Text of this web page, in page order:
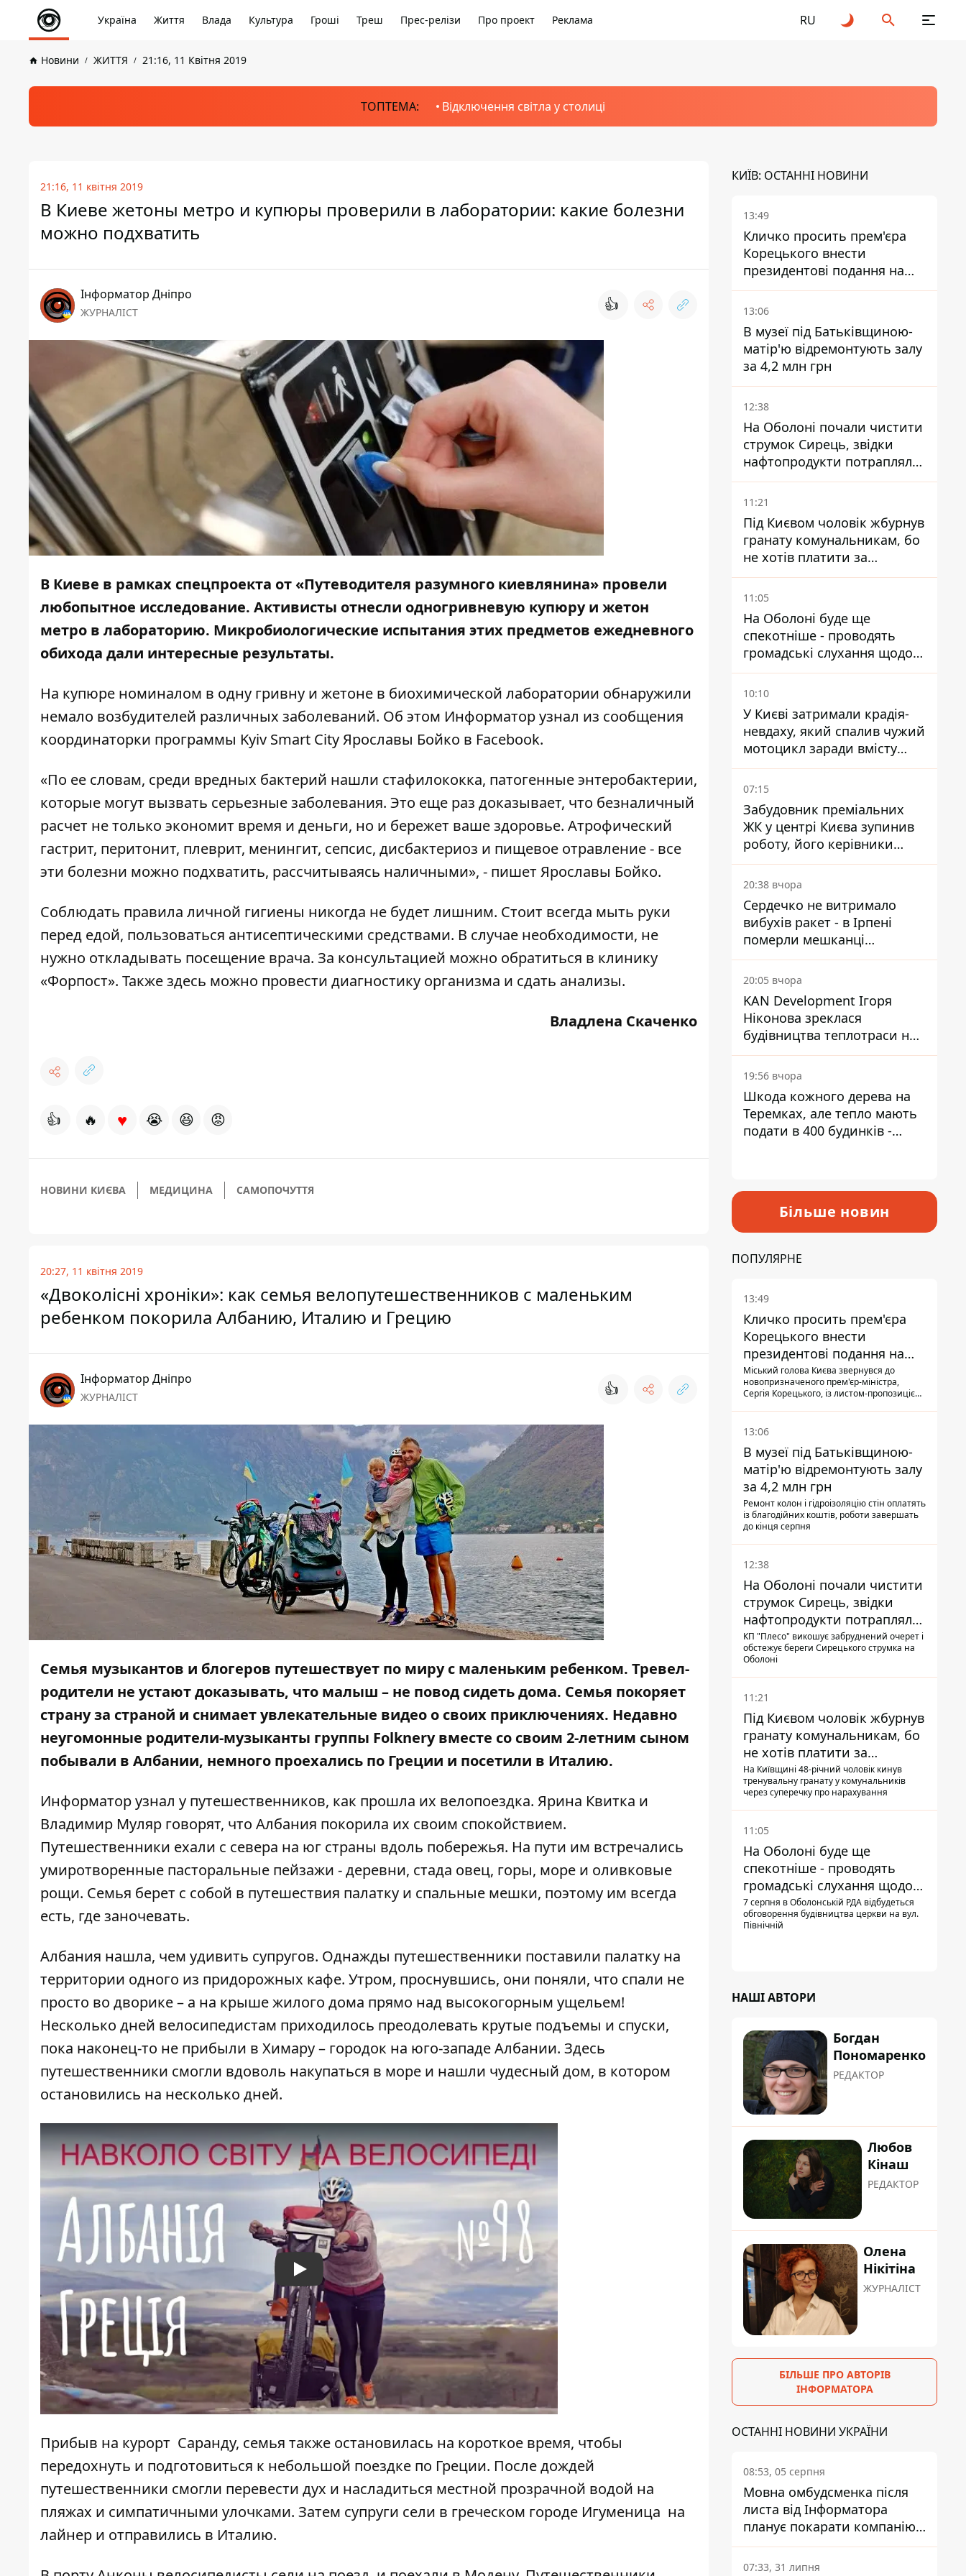
Україна Життя Влада Культура Гроші Треш Прес-релізи Про проект Реклама RU
Новини ЖИТТЯ 21:16, 11 Квітня 2019
ТОПТЕМА: Відключення світла у столиці
21:16, 11 квітня 2019
В Киеве жетоны метро и купюры проверили в лаборатории: какие болезни
можно подхватить
Інформатор Дніпро
ЖУРНАЛІСТ 👍
В Киеве в рамках спецпроекта от «Путеводителя разумного киевлянина» провели
любопытное исследование. Активисты отнесли одногривневую купюру и жетон
метро в лабораторию. Микробиологические испытания этих предметов ежедневного
обихода дали интересные результаты.
На купюре номиналом в одну гривну и жетоне в биохимической лаборатории обнаружили
немало возбудителей различных заболеваний. Об этом Информаторузнал из сообщения
координаторки программы Kyiv Smart City Ярославы Бойко в Facebook.
«По ее словам, среди вредных бактерий нашли стафилококка, патогенные энтеробактерии,
которые могут вызвать серьезные заболевания. Это еще раз доказывает, что безналичный
расчет не только экономит время и деньги, но и бережет ваше здоровье. Атрофический
гастрит, перитонит, плеврит, менингит, сепсис, дисбактериоз и пищевое отравление - все
эти болезни можно подхватить, рассчитываясь наличными», - пишет Ярославы Бойко.
Соблюдать правила личной гигиены никогда не будет лишним. Стоит всегда мыть руки
перед едой, пользоваться антисептическими средствами. В случае необходимости, не
нужно откладывать посещение врача. За консультацией можно обратиться в клинику
«Форпост». Также здесь можно провести диагностику организма и сдать анализы.
Владлена Скаченко
👍 🔥 ♥ 😭 😆 😡
НОВИНИ КИЄВА МЕДИЦИНА САМОПОЧУТТЯ
20:27, 11 квітня 2019
«Двоколісні хроніки»: как семья велопутешественников с маленьким
ребенком покорила Албанию, Италию и Грецию
Інформатор Дніпро
ЖУРНАЛІСТ 👍
Семья музыкантов и блогеров путешествует по миру с маленьким ребенком. Тревел-
родители не устают доказывать, что малыш – не повод сидеть дома. Семья покоряет
страну за страной и снимает увлекательные видео о своих приключениях. Недавно
неугомонные родители-музыканты группы Folknery вместе со своим 2-летним сыном
побывали в Албании, немного проехались по Греции и посетили в Италию.
Информаторузнал у путешественников, как прошла их велопоездка. Ярина Квитка и
Владимир Муляр говорят, что Албания покорила их своим спокойствием.
Путешественники ехали с севера на юг страны вдоль побережья. На пути им встречались
умиротворенные пасторальные пейзажи - деревни, стада овец, горы, море и оливковые
рощи. Семья берет с собой в путешествия палатку и спальные мешки, поэтому им всегда
есть, где заночевать.
Албания нашла, чем удивить супругов. Однажды путешественники поставили палатку на
территории одного из придорожных кафе. Утром, проснувшись, они поняли, что спали не
просто во дворике – а на крыше жилого дома прямо над высокогорным ущельем!
Несколько дней велосипедистам приходилось преодолевать крутые подъемы и спуски,
пока наконец-то не прибыли в Химару – городок на юго-западе Албании. Здесь
путешественники смогли вдоволь накупаться в море и нашли чудесный дом, в котором
остановились на несколько дней.
Play
Прибыв на курорт Саранду, семья также остановилась на короткое время, чтобы
передохнуть и подготовиться к небольшой поездке по Греции. После дождей
путешественники смогли перевести дух и насладиться местной прозрачной водой на
пляжах и симпатичными улочками. Затем супруги сели в греческом городе Игуменица на
лайнер и отправились в Италию.
КИЇВ: ОСТАННІ НОВИНИ
13:49
Кличко просить прем'єра
Корецького внести
президентові подання на
звільнення володаря
Троєщини Бахматова
13:06
В музеї під Батьківщиною-
матір'ю відремонтують залу
за 4,2 млн грн
12:38
На Оболоні почали чистити
струмок Сирець, звідки
нафтопродукти потрапляли
до озер
11:21
Під Києвом чоловік жбурнув
гранату комунальникам, бо
не хотів платити за
квитанціями
11:05
На Оболоні буде ще
спекотніше - проводять
громадські слухання щодо
храму УГКЦ на Північній
10:10
У Києві затримали крадія-
невдаху, який спалив чужий
мотоцикл заради вмісту
багажника
07:15
Забудовник преміальних
ЖК у центрі Києва зупинив
роботу, його керівники
втекли з України - Bihus.info
20:38 вчора
Сердечко не витримало
вибухів ракет - в Ірпені
померли мешканці
притулку для собак з
інвалідністю
20:05 вчора
KAN Development Ігоря
Ніконова зреклася
будівництва теплотраси на
Теремках
19:56 вчора
Шкода кожного дерева на
Теремках, але тепло мають
подати в 400 будинків -
Більше новин
ПОПУЛЯРНЕ
13:49
Кличко просить прем'єра
Корецького внести
президентові подання на
звільнення володаря
Троєщини Бахматова
Міський голова Києва звернувся до
новопризначеного прем'єр-міністра,
Сергія Корецького, із листом-пропозицією
13:06
В музеї під Батьківщиною-
матір'ю відремонтують залу
за 4,2 млн грн
Ремонт колон і гідроізоляцію стін оплатять
із благодійних коштів, роботи завершать
до кінця серпня
12:38
На Оболоні почали чистити
струмок Сирець, звідки
нафтопродукти потрапляли
до озер
КП "Плесо" викошує забруднений очерет і
обстежує береги Сирецького струмка на
Оболоні
11:21
Під Києвом чоловік жбурнув
гранату комунальникам, бо
не хотів платити за
квитанціями
На Київщині 48-річний чоловік кинув
тренувальну гранату у комунальників
через суперечку про нарахування
11:05
На Оболоні буде ще
спекотніше - проводять
громадські слухання щодо
храму УГКЦ на Північній
7 серпня в Оболонській РДА відбудеться
обговорення будівництва церкви на вул.
Північній
НАШІ АВТОРИ
Богдан
Пономаренко
РЕДАКТОР
Любов
Кінаш
РЕДАКТОР
Олена
Нікітіна
ЖУРНАЛІСТ
БІЛЬШЕ ПРО АВТОРІВ
ІНФОРМАТОРА
ОСТАННІ НОВИНИ УКРАЇНИ
08:53, 05 серпня
Мовна омбудсменка після
листа від Інформатора
планує покарати компанію-
підрядника ПриватБанку
07:33, 31 липня